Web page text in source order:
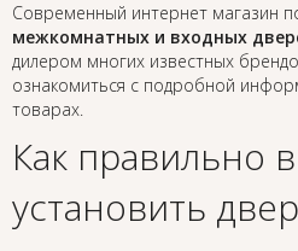
Современный интернет магазин
межкомнатных и входных
дилером многих известных
ознакомиться с подробной
товарах.
Как правильно
установить